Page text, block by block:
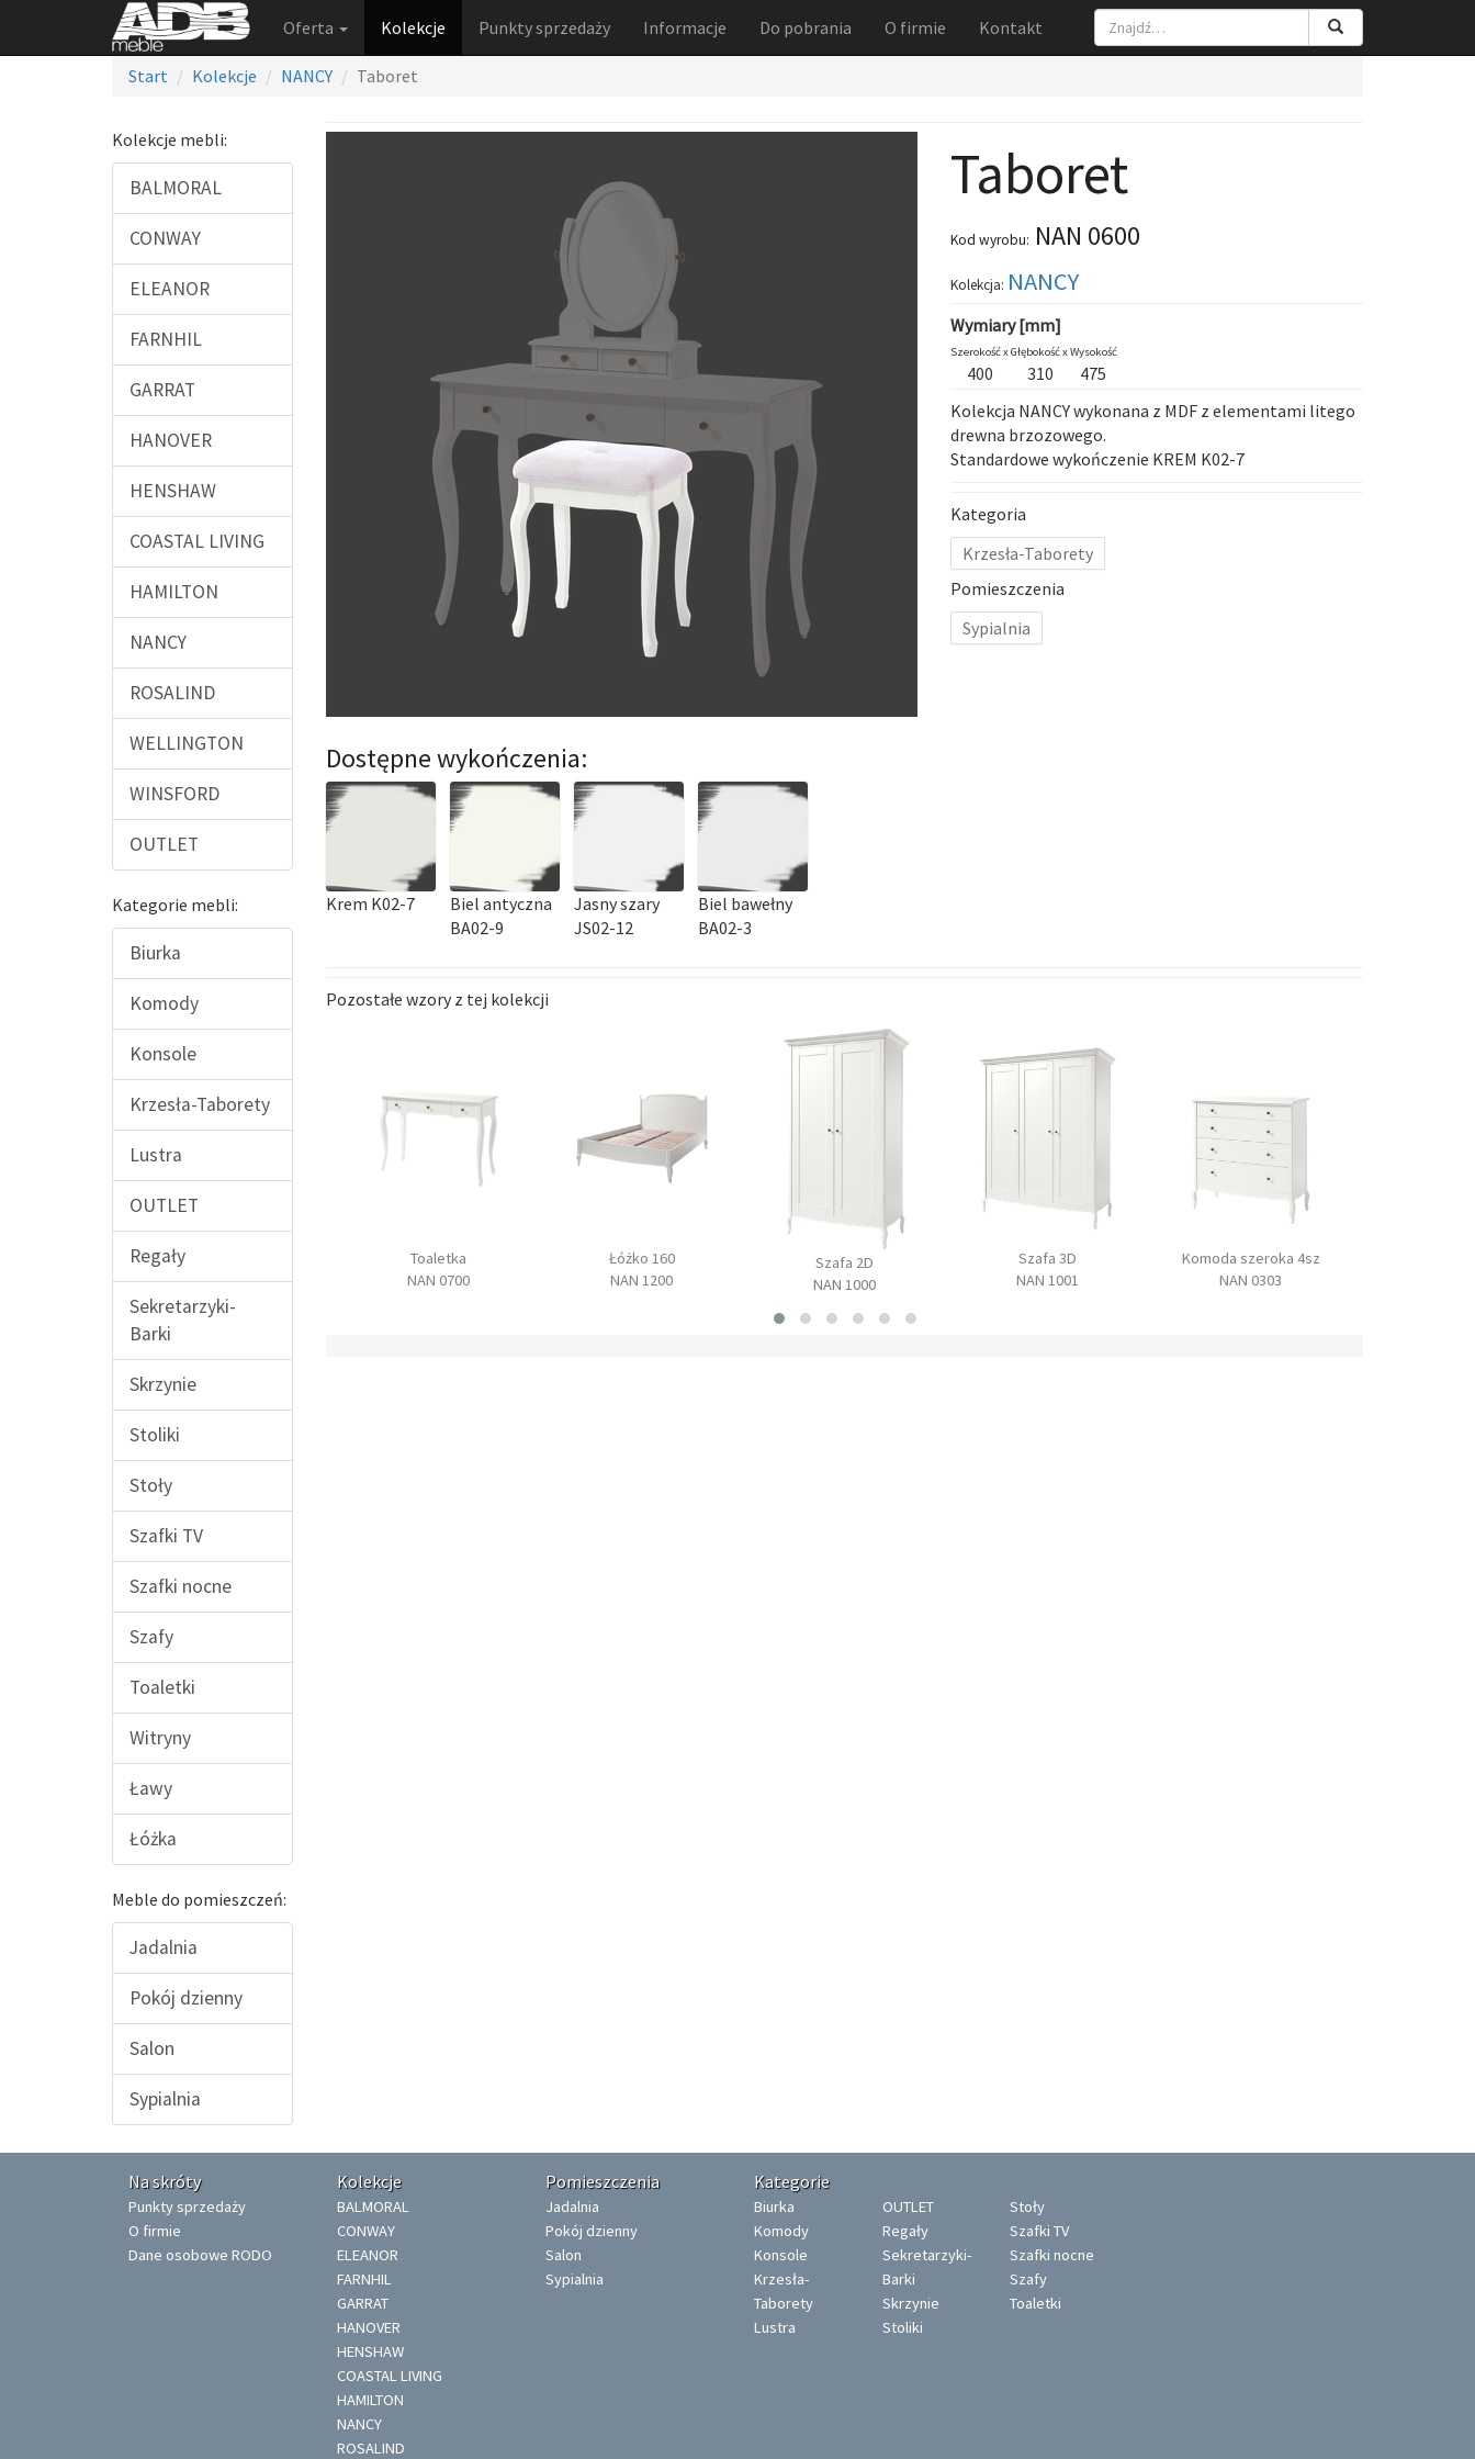
Oferta Kolekcje Punkty sprzedaży Informacje Do pobrania O firmie Kontakt
Start Kolekcje NANCY Taboret
Kolekcje mebli:
BALMORAL
CONWAY
ELEANOR
FARNHIL
GARRAT
HANOVER
HENSHAW
COASTAL LIVING
HAMILTON
NANCY
ROSALIND
WELLINGTON
WINSFORD
OUTLET
Kategorie mebli:
Biurka
Komody
Konsole
Krzesła-Taborety
Lustra
OUTLET
Regały
Sekretarzyki-
Barki
Skrzynie
Stoliki
Stoły
Szafki TV
Szafki nocne
Szafy
Toaletki
Witryny
Ławy
Łóżka
Meble do pomieszczeń:
Jadalnia
Pokój dzienny
Salon
Sypialnia
Dostępne wykończenia:
Krem K02-7
Biel antyczna
BA02-9
Jasny szary
JS02-12
Biel bawełny
BA02-3
Taboret
Kod wyrobu: NAN 0600
Kolekcja: NANCY
Wymiary [mm]
Szerokość xGłębokość xWysokość
400 310
475
Kolekcja NANCY wykonana z MDF z elementami litego
drewna brzozowego.
Standardowe wykończenie KREM K02-7
Kategoria
Krzesła-Taborety
Pomieszczenia
Sypialnia
Pozostałe wzory z tej kolekcji
NAN 0500
Toaletka
NAN 0700
Łóżko 160
NAN 1200
Szafa 2D
NAN 1000
Szafa 3D
NAN 1001
Komoda szeroka 4sz
NAN 0303
Na skróty
Punkty sprzedaży
O firmie
Dane osobowe RODO
Kolekcje
BALMORAL
CONWAY
ELEANOR
FARNHIL
GARRAT
HANOVER
HENSHAW
COASTAL LIVING
HAMILTON
NANCY
ROSALIND
Pomieszczenia
Jadalnia
Pokój dzienny
Salon
Sypialnia
Kategorie
Biurka
Komody
Konsole
Krzesła-
Taborety
Lustra
OUTLET
Regały
Sekretarzyki-
Barki
Skrzynie
Stoliki
Stoły
Szafki TV
Szafki nocne
Szafy
Toaletki